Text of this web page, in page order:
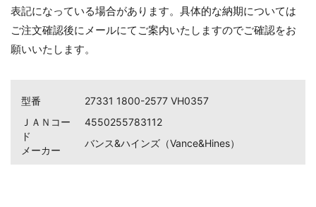
表記になっている場合があります。具体的な納期については
ご注文確認後にメールにてご案内いたしますのでご確認をお
願いいたします。
型番
27331 1800-2577 VH0357
ＪＡＮコー
ド
4550255783112
メーカー
バンス&ハインズ（Vance&Hines）